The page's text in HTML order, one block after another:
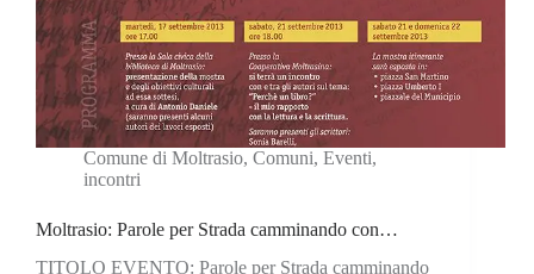
Comune di Moltrasio, Comuni, Eventi,
incontri
Moltrasio: Parole per Strada camminando con…
TITOLO EVENTO: Parole per Strada camminando